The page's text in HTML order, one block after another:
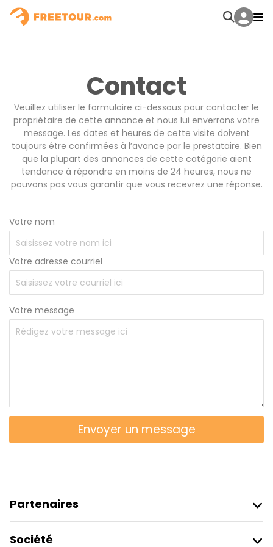
Contact
Veuillez utiliser le formulaire ci-dessous pour contacter le
propriétaire de cette annonce et nous lui enverrons votre
message. Les dates et heures de cette visite doivent
toujours être confirmées à l’avance par le prestataire. Bien
que la plupart des annonces de cette catégorie aient
tendance à répondre en moins de 24 heures, nous ne
pouvons pas vous garantir que vous recevrez une réponse.
Votre nom
Votre adresse courriel
Votre message
Envoyer un message
Partenaires
Société